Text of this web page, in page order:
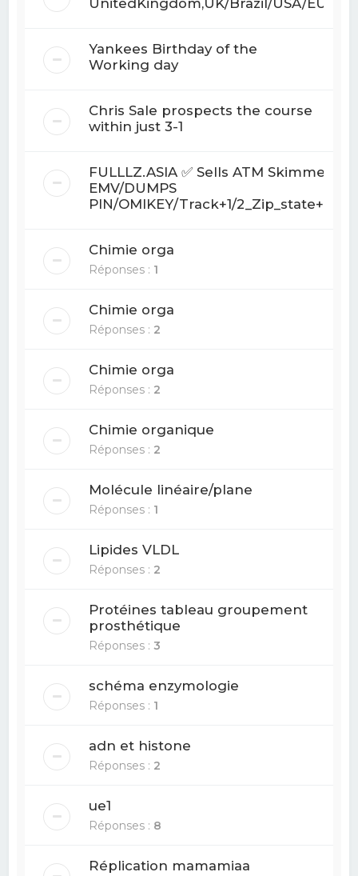
Yankees Birthday of the
Working day
Chris Sale prospects the course
within just 3-1
FULLLZ.ASIA ✅ Sells ATM Skimmer
EMV/DUMPS
PIN/OMIKEY/Track+1/
Chimie orga
Réponses : 1
Chimie orga
Réponses : 2
Chimie orga
Réponses : 2
Chimie organique
Réponses : 2
Molécule linéaire/plane
Réponses : 1
Lipides VLDL
Réponses : 2
Protéines tableau groupement
prosthétique
Réponses :3
schéma enzymologie
Réponses : 1
adn et histone
Réponses : 2
ue1
Réponses : 8
Réplication mamamiaa